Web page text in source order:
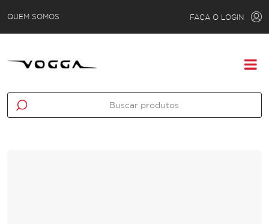
QUEM SOMOS FAÇA O LOGIN